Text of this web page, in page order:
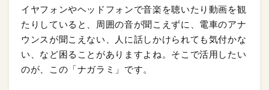
イヤフォンやヘッドフォンで音楽を聴いたり動画を観
たりしていると、周囲の音が聞こえずに、電車のアナ
ウンスが聞こえない、人に話しかけられても気付かな
い、など困ることがありますよね。そこで活用したい
のが、この「ナガラミ」です。